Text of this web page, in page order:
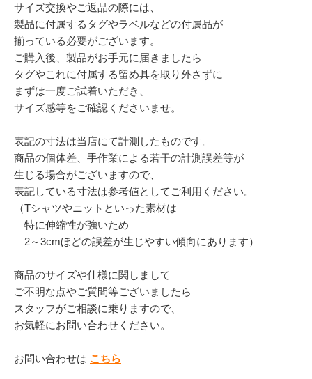
サイズ交換やご返品の際には、
製品に付属するタグやラベルなどの付属品が
揃っている必要がございます。
ご購入後、製品がお手元に届きましたら
タグやこれに付属する留め具を取り外さずに
まずは一度ご試着いただき、
サイズ感等をご確認くださいませ。
表記の寸法は当店にて計測したものです。
商品の個体差、手作業による若干の計測誤差等が
生じる場合がございますので、
表記している寸法は参考値としてご利用ください。
（Tシャツやニットといった素材は
特に伸縮性が強いため
2～3cmほどの誤差が生じやすい傾向にあります）
商品のサイズや仕様に関しまして
ご不明な点やご質問等ございましたら
スタッフがご相談に乗りますので、
お気軽にお問い合わせください。
お問い合わせは こちら